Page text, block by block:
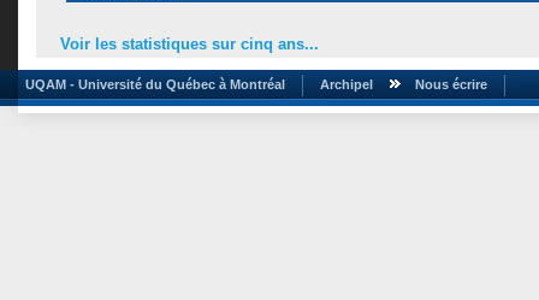
Voir les statistiques sur cinq ans...
UQAM - Université du Québec à Montréal Archipel Nous écrire